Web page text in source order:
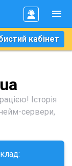
кабінет
Історія
сервери,